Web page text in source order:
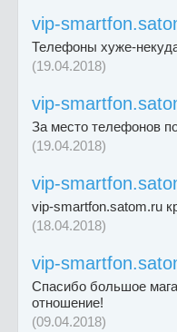
vip-
Телефоны хуже-
(19.04.2018)
vip-
За место телефонов
(19.04.2018)
vip-
vip-smartfon.satom.ru
(18.04.2018)
vip-
Спасибо большое
отношение!
(09.04.2018)